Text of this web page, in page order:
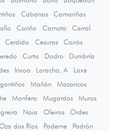
Cabanas
Camariñas
Cariño Carnota
Carral
Cerdido Cesuras
Coirós
Curtis Dodro
Dumbría
Irixoa Laracha, A
Laxe
Mañón
Mazaricos
Monfero Mugardos
Muros
Noia Oleiros
Ordes
dos Ríos Paderne
Padrón